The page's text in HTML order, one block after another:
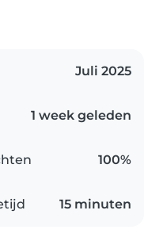
Juli 2025
1 week geleden
100%
15 minuten